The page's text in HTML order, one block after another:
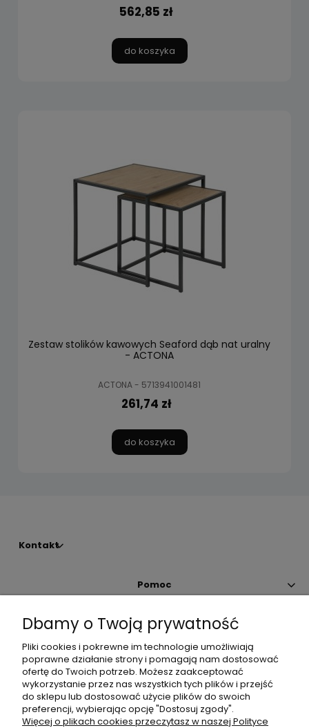
562,85 zł
do koszyka
Zestaw stolików kawowych Seaford dąb nat uralny
- ACTONA
ACTONA - 5713941001481
261,74 zł
do koszyka
Kontakt
Pomoc
Moje konto
Płatności i dostawa
Informacje
Dbamy o Twoją prywatność
Pliki cookies i pokrewne im technologie umożliwiają
poprawne działanie strony i pomagają nam dostosować
ofertę do Twoich potrzeb. Możesz zaakceptować
wykorzystanie przez nas wszystkich tych plików i przejść
do sklepu lub dostosować użycie plików do swoich
preferencji, wybierając opcję "Dostosuj zgody".
Więcej o plikach cookies przeczytasz w naszej Polityce